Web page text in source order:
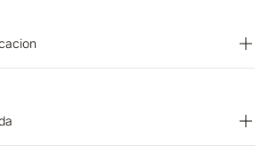
calidad al tacto.